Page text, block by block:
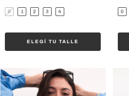
0 1 2 3 4
ELEGÍ TU TALLE
0